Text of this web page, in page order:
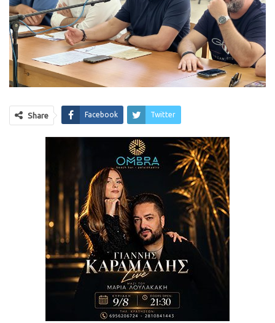
Share Facebook Twitter